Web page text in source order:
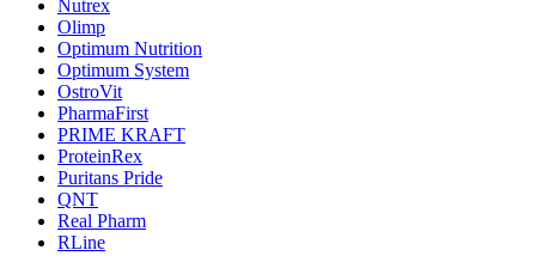
Nutrex
Olimp
Optimum Nutrition
Optimum System
OstroVit
PharmaFirst
PRIME KRAFT
ProteinRex
Puritans Pride
QNT
Real Pharm
RLine